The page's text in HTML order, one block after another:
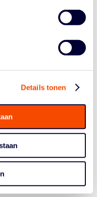
Details tonen
actie in groep
en Hongarije. Van
moest in de
worden
tegen Oekraïne.